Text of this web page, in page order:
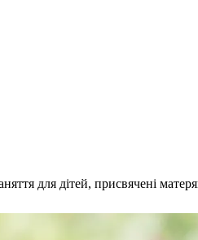
для дітей, присвячені